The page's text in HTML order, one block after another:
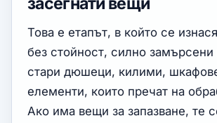
Това е етапът, в който се
без стойност, силно
стари дюшеци, килими,
елементи, които пречат на
Ако има вещи за запазване, те